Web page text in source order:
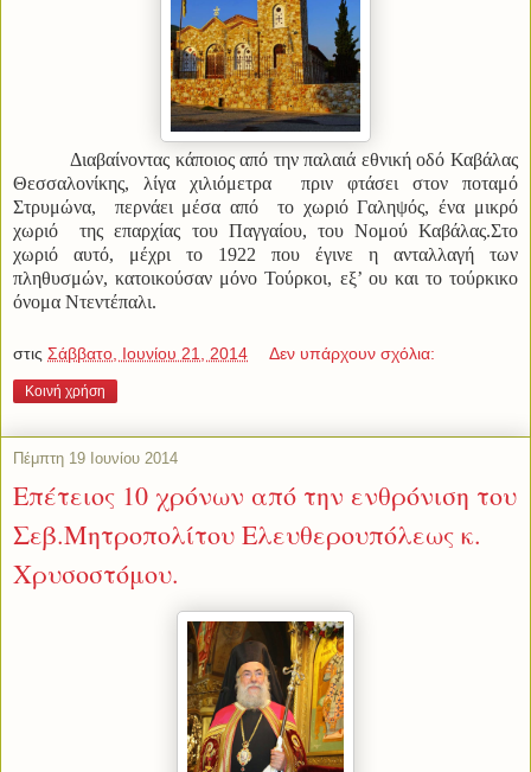
Διαβαίνοντας κάποιος από την παλαιά εθνική οδό Καβάλας
Θεσσαλονίκης, λίγα χιλιόμετρα πριν φτάσει στον ποταμό
Στρυμώνα, περνάει μέσα από το χωριό Γαληψός, ένα μικρό
χωριό της επαρχίας του Παγγαίου, του Νομού Καβάλας.Στο
χωριό αυτό, μέχρι το 1922 που έγινε η ανταλλαγή των
πληθυσμών, κατοικούσαν μόνο Τούρκοι, εξ’ ου και το τούρκικο
όνομα Ντεντέπαλι.
στις Σάββατο, Ιουνίου 21, 2014 Δεν υπάρχουν σχόλια:
Κοινή χρήση
Πέμπτη 19 Ιουνίου 2014
Επέτειος 10 χρόνων από την ενθρόνιση του
Σεβ.Μητροπολίτου Ελευθερουπόλεως κ.
Χρυσοστόμου.